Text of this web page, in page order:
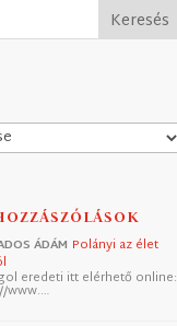
ÁDÁM Polányi az élet
eredeti itt elérhető online:
www.…